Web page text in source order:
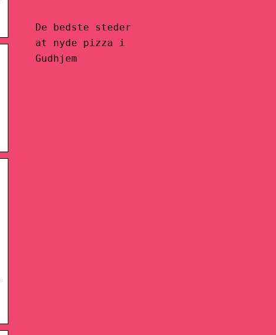
De bedste steder
at nyde pizza i
Gudhjem